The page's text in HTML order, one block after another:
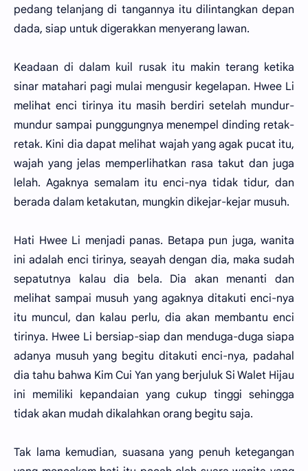
pedang telanjang di tangannya itu dilintangkan depan
dada, siap untuk digerakkan menyerang lawan.
Keadaan di dalam kuil rusak itu makin terang ketika
sinar matahari pagi mulai mengusir kegelapan. Hwee Li
melihat enci tirinya itu masih berdiri setelah mundur-
mundur sampai punggungnya menempel dinding retak-
retak. Kini dia dapat melihat wajah yang agak pucat itu,
wajah yang jelas memperlihatkan rasa takut dan juga
lelah. Agaknya semalam itu enci-nya tidak tidur, dan
berada dalam ketakutan, mungkin dikejar-kejar musuh.
Hati Hwee Li menjadi panas. Betapa pun juga, wanita
ini adalah enci tirinya, seayah dengan dia, maka sudah
sepatutnya kalau dia bela. Dia akan menanti dan
melihat sampai musuh yang agaknya ditakuti enci-nya
itu muncul, dan kalau perlu, dia akan membantu enci
tirinya. Hwee Li bersiap-siap dan menduga-duga siapa
adanya musuh yang begitu ditakuti enci-nya, padahal
dia tahu bahwa Kim Cui Yan yang berjuluk Si Walet Hijau
ini memiliki kepandaian yang cukup tinggi sehingga
tidak akan mudah dikalahkan orang begitu saja.
Tak lama kemudian, suasana yang penuh ketegangan